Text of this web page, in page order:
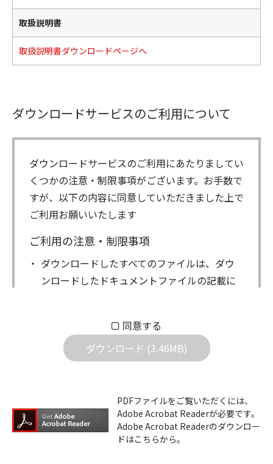
取扱説明書
取扱説明書ダウンロードページへ
ダウンロードサービスのご利用について
ダウンロードサービスのご利用にあたりましてい
くつかの注意・制限事項がございます。お手数で
すが、以下の内容に同意していただきました上で
ご利用お願いいたします
ご利用の注意・制限事項
ダウンロードしたすべてのファイルは、ダウ
ンロードしたドキュメントファイルの記載に
社は一切の責任を負いません。また、ファイ
ルの内容などの変更は一切行わないでくださ
機器のコントロールコマンドの仕様書、およ
びその他すべてのダウンロードファイルにつ
いての著作権を含むすべての権利は、アイコ
同意する
ダウンロード (3.46MB)
PDFファイルをご覧いただくには、
Adobe Acrobat Readerが必要です。
Adobe Acrobat Readerのダウンロー
ドはこちらから。